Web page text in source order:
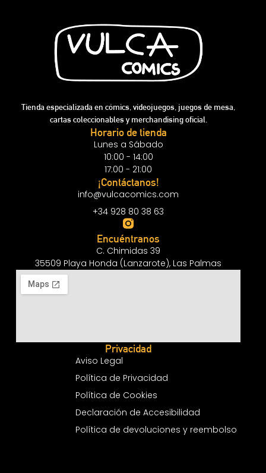
Tienda especializada en cómics, videojuegos, juegos de mesa,
cartas coleccionables y merchandising oficial.
Horario de tienda
Lunes a Sábado
10:00 - 14:00
17:00 - 21:00
¡Contáctanos!
info@vulcacomics.com
+34 928 80 38 63
Encuéntranos
C. Chimidas 39
35509 Playa Honda (Lanzarote), Las Palmas
Privacidad
Aviso Legal
Política de Privacidad
Política de Cookies
Declaración de Accesibilidad
Política de devoluciones y reembolso